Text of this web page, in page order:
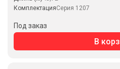
КомплектацияСерия 1207
Под заказ
В